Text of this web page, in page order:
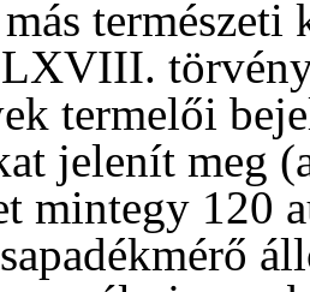
termelői
jelenít meg
mintegy 120